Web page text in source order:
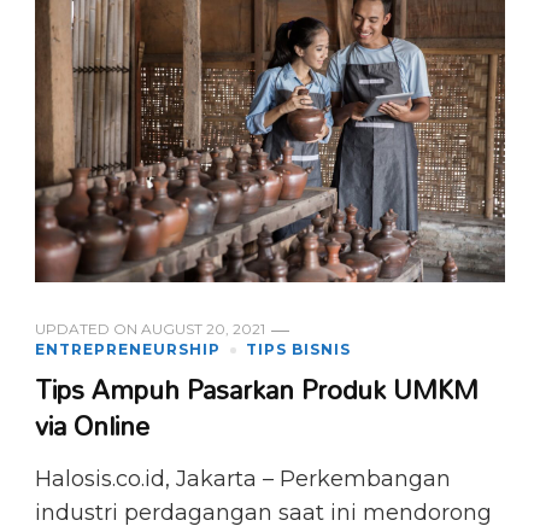
UPDATED ON AUGUST 20, 2021
ENTREPRENEURSHIP
TIPS BISNIS
Tips Ampuh Pasarkan Produk UMKM
via Online
Halosis.co.id, Jakarta – Perkembangan
industri perdagangan saat ini mendorong